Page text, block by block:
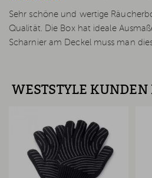
Sehr schöne und wertige
Qualität. Die Box hat ideale
Scharnier am Deckel muss man
WESTSTYLE